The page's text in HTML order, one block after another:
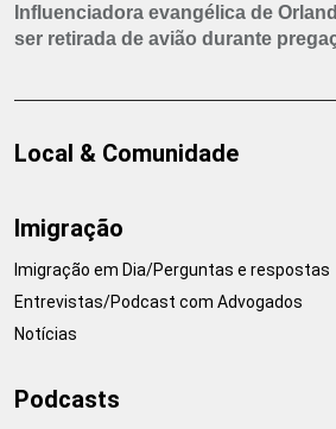
Influenciadora evangélica de
ser retirada de avião durante
Local & Comunidade
Imigração
Imigração em Dia/Perguntas e respostas
Entrevistas/Podcast com Advogados
Notícias
Podcasts